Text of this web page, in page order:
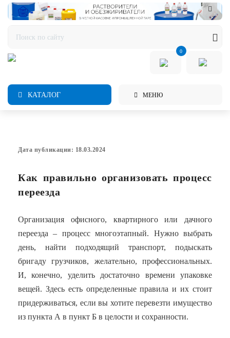
0
КАТАЛОГ МЕНЮ
Дата публикации: 18.03.2024
Как правильно организовать процесс
переезда
Организация офисного, квартирного или дачного
переезда – процесс многоэтапный. Нужно выбрать
день, найти подходящий транспорт, подыскать
бригаду грузчиков, желательно, профессиональных.
И, конечно, уделить достаточно времени упаковке
вещей. Здесь есть определенные правила и их стоит
придерживаться, если вы хотите перевезти имущество
из пункта А в пункт Б в целости и сохранности.